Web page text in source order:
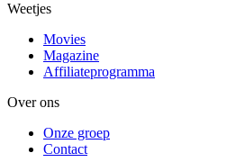
Weetjes
Movies
Magazine
Affiliateprogramma
Over ons
Onze groep
Contact